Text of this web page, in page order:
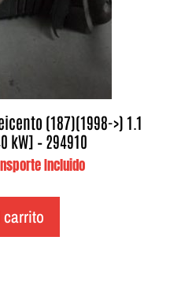
(187)(1998->) 1.1
kW] – 294910
Incluido